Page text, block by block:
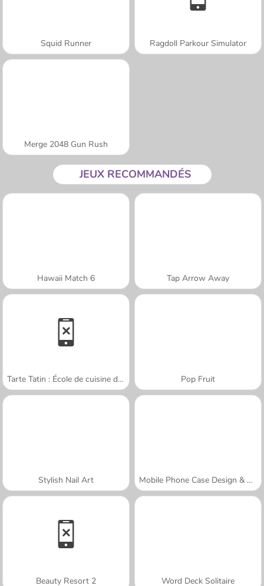
Squid Runner Ragdoll Parkour Simulator
Merge 2048 Gun Rush
JEUX RECOMMANDÉS
Hawaii Match 6 Tap Arrow Away
Tarte Tatin : École de cuisine de Sara Pop Fruit
Stylish Nail Art Mobile Phone Case Design & DIY
Beauty Resort 2 Word Deck Solitaire